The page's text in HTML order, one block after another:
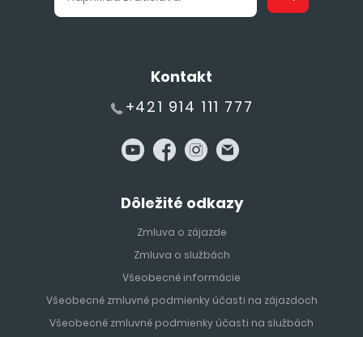
Kontakt
+421 914 111 777
Dôležité odkazy
Zmluva o zájazde
Zmluva o službách
Všeobecné informácie
Všeobecné zmluvné podmienky účasti na zájazdoch
Všeobecné zmluvné podmienky účasti na službách